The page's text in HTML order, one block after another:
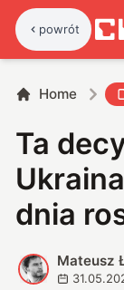
powrót
Home
Ta
dnia
M
Mateusz